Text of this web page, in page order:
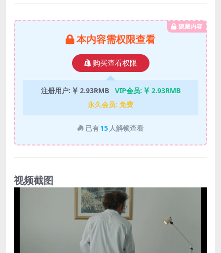
隐藏内容
本内容需权限查看
购买查看权限
注册用户: 2.93RMB VIP会员:
2.93RMB
永久会员: 免费
已有15 人解锁查看
视频截图